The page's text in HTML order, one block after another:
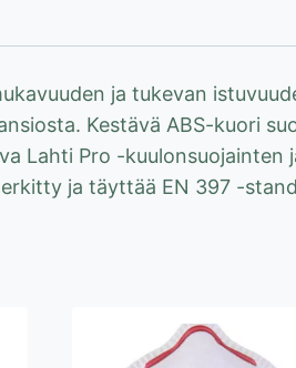
määrä
ja tukevan
Kestävä ABS-kuori
Lahti Pro -kuulonsuojainten
ja täyttää EN 397 -